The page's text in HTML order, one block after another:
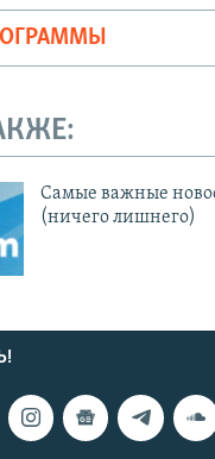
Cамые важные
(ничего лишнего)